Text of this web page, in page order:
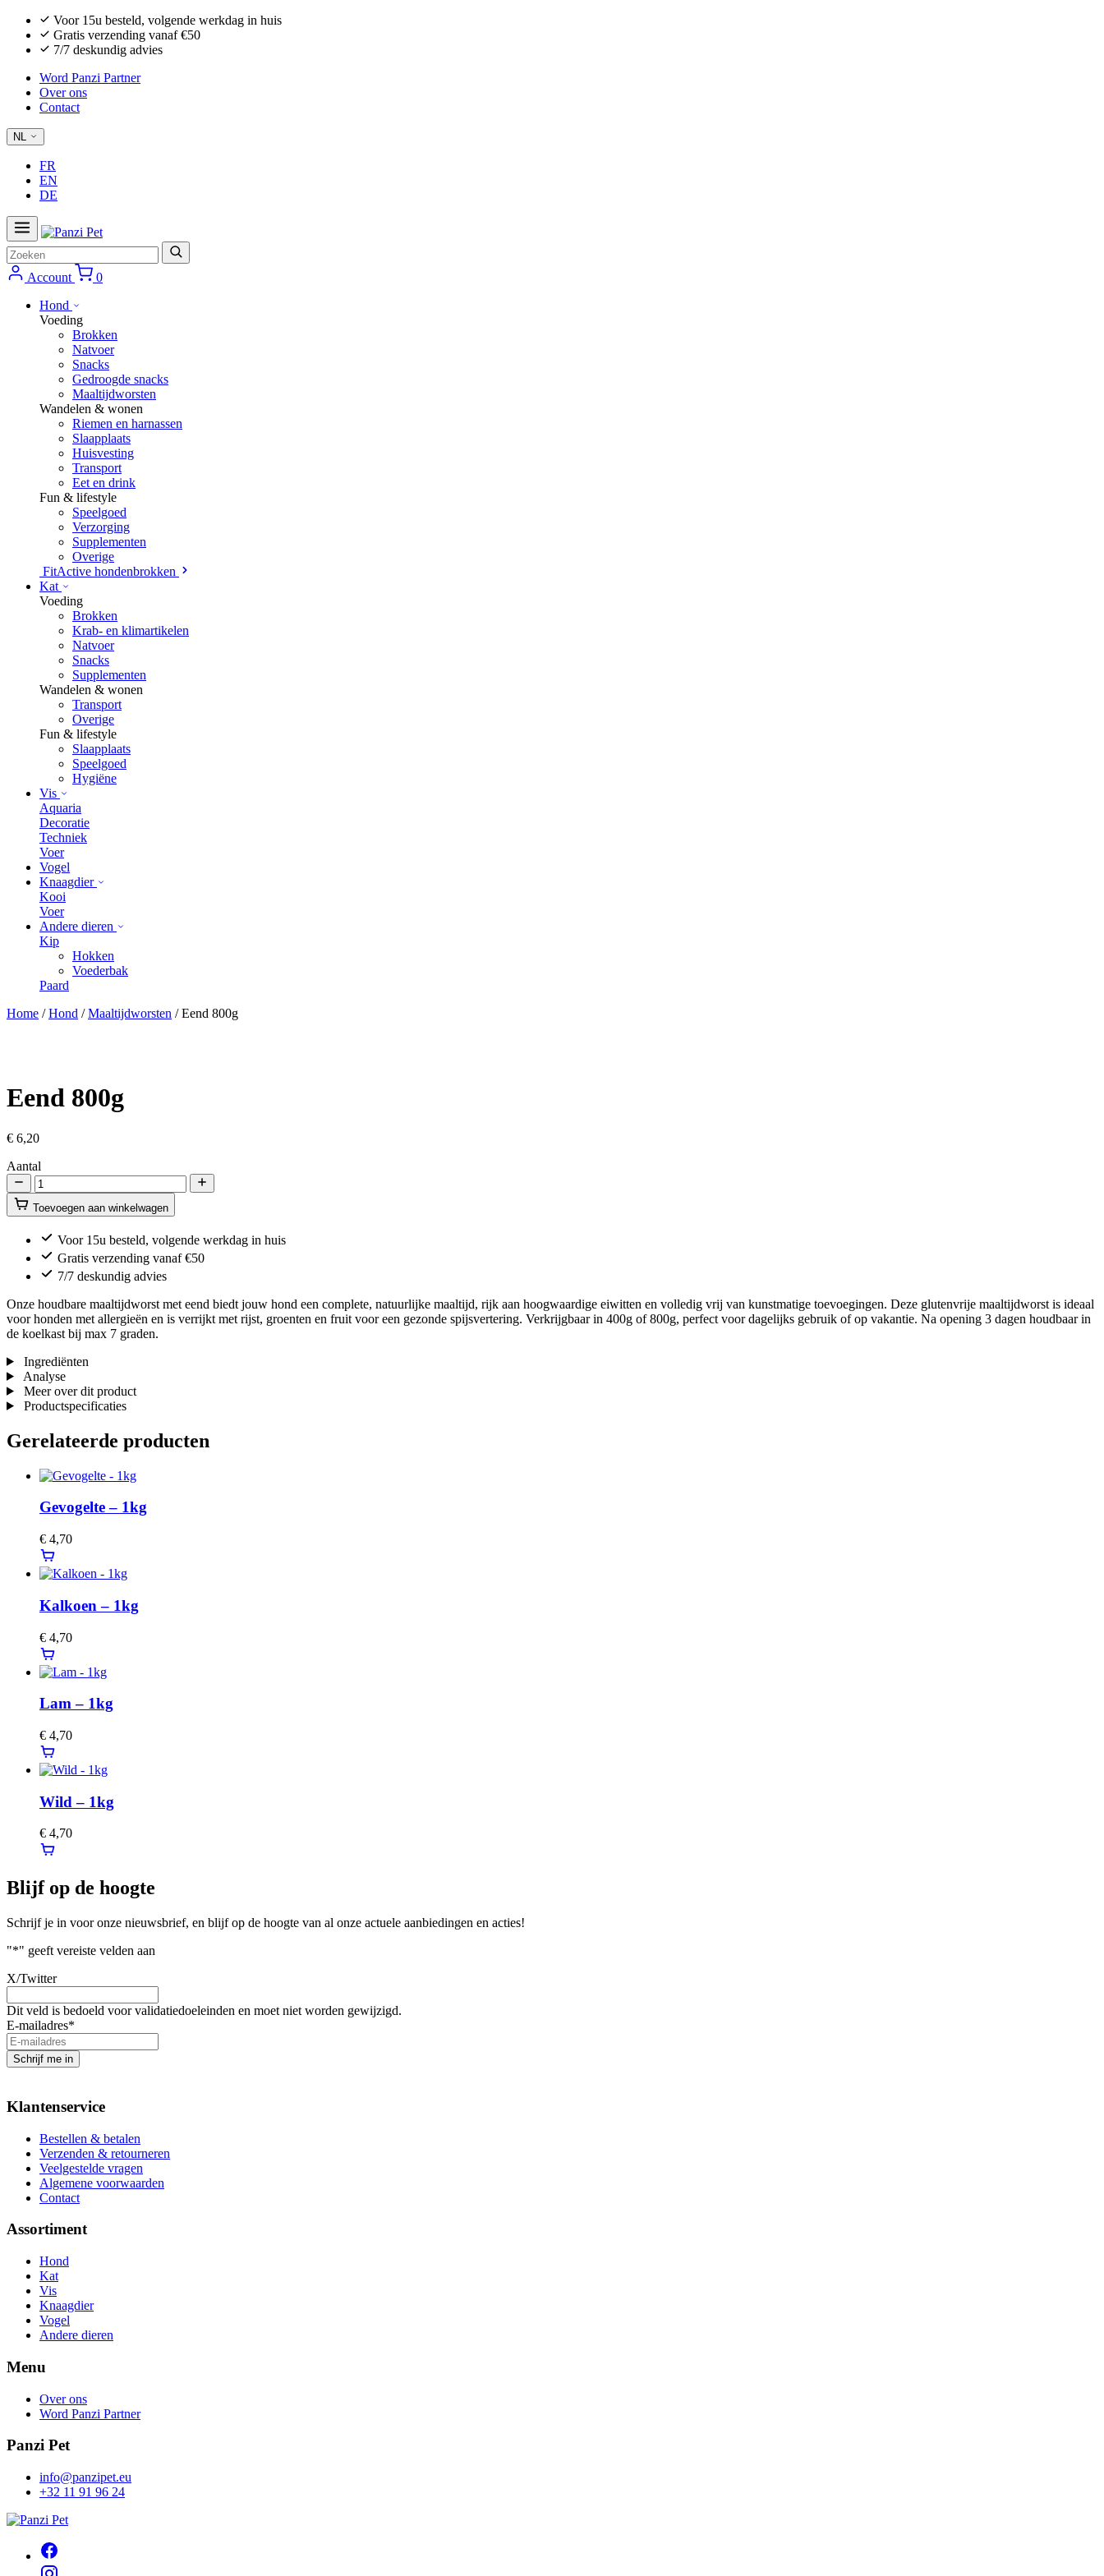
Voor 15u besteld, volgende werkdag in huis
Gratis verzending vanaf €50
7/7 deskundig advies
Word Panzi Partner
Over ons
Contact
NL
FR
EN
DE
Zoeken
Account
0
Hond
Voeding
Brokken
Natvoer
Snacks
Gedroogde snacks
Maaltijdworsten
Wandelen & wonen
Riemen en harnassen
Slaapplaats
Huisvesting
Transport
Eet en drink
Fun & lifestyle
Speelgoed
Verzorging
Supplementen
Overige
FitActive hondenbrokken
Kat
Voeding
Brokken
Krab- en klimartikelen
Natvoer
Snacks
Supplementen
Wandelen & wonen
Transport
Overige
Fun & lifestyle
Slaapplaats
Speelgoed
Hygiëne
Vis
Aquaria
Decoratie
Techniek
Voer
Vogel
Knaagdier
Kooi
Voer
Andere dieren
Kip
Hokken
Voederbak
Paard
Home /Hond /Maaltijdworsten / Eend 800g
Eend 800g
€ 6,20
Aantal
Eend
800g
aantal
Toevoegen aan winkelwagen
Voor 15u besteld, volgende werkdag in huis
Gratis verzending vanaf €50
7/7 deskundig advies
Onze houdbare maaltijdworst met eend biedt jouw hond een complete, natuurlijke maaltijd, rijk aan hoogwaardige eiwitten en volledig vrij van kunstmatige toevoegingen. Deze glutenvrije maaltijdworst is ideaal
voor honden met allergieën en is verrijkt met rijst, groenten en fruit voor een gezonde spijsvertering. Verkrijgbaar in 400g of 800g, perfect voor dagelijks gebruik of op vakantie. Na opening 3 dagen houdbaar in
de koelkast bij max 7 graden.
Ingrediënten
Analyse
Meer over dit product
Productspecificaties
Gerelateerde producten
Gevogelte – 1kg
€ 4,70
Kalkoen – 1kg
€ 4,70
Lam – 1kg
€ 4,70
Wild – 1kg
€ 4,70
Blijf op de hoogte
Schrijf je in voor onze nieuwsbrief, en blijf op de hoogte van al onze actuele aanbiedingen en acties!
"*" geeft vereiste velden aan
X/Twitter
Dit veld is bedoeld voor validatiedoeleinden en moet niet worden gewijzigd.
E-mailadres*
Schrijf me in
Klantenservice
Bestellen & betalen
Verzenden & retourneren
Veelgestelde vragen
Algemene voorwaarden
Contact
Assortiment
Hond
Kat
Vis
Knaagdier
Vogel
Andere dieren
Menu
Over ons
Word Panzi Partner
Panzi Pet
info@panzipet.eu
+32 11 91 96 24